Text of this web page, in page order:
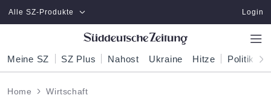
Zum Hauptinhalt springen
Alle SZ-Produkte Login
Meine SZ SZ Plus Nahost Ukraine Hitze Politik
Home Wirtschaft